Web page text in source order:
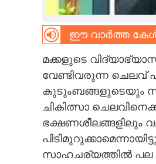
CARTOONS
LITERATURE
CONTACT US
ഈ വാർത്ത
മക്കളുടെ
വേണ്ടിവരുന്ന ചെലവ്
കുടുംബങ്ങളുടെയും
ചികിത്സാ
ഭക്ഷണശീലങ്ങളിലും
സാഹചര്യത്തിൽ പല